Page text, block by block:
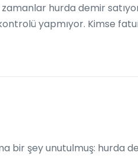
hurda demir
yapmıyor. Kimse
bir şey unutulmuş: hurda